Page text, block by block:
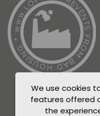
We use cookies
features offered
the